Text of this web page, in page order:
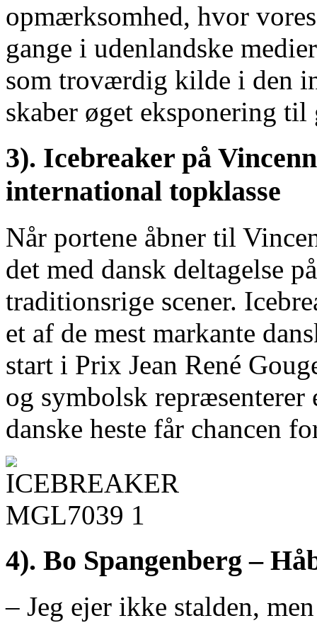
opmærksomhed, hvor
gange i udenlandske
som troværdig kilde i den
skaber øget eksponering
3). Icebreaker på
international topklasse
Når portene åbner til
det med dansk deltagelse
traditionsrige scener.
et af de mest markante
start i Prix Jean René
og symbolsk
danske heste får chancen
4). Bo Spangenberg –
– Jeg ejer ikke stalden,